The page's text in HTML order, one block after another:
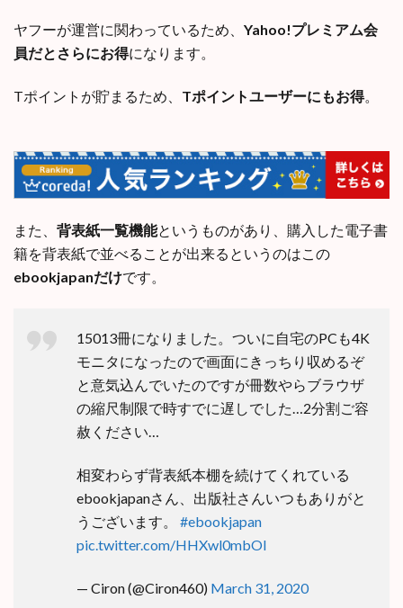
ヤフーが運営に関わっているため、 Yahoo!プレミアム会
員だとさらにお得になります。
Tポイントが貯まるため、 Tポイントユーザーにもお得。
また、 背表紙一覧機能というものがあり、購入した電子書
籍を背表紙で並べることが出来るというのはこの
ebookjapanだけです。
15013冊になりました。ついに自宅のPCも4K
モニタになったので画面にきっちり収めるぞ
と意気込んでいたのですが冊数やらブラウザ
の縮尺制限で時すでに遅しでした…2分割ご容
赦ください…
相変わらず背表紙本棚を続けてくれている
ebookjapanさん、出版社さんいつもありがと
うございます。 #ebookjapan
pic.twitter.com/HHXwl0mbOI
— Ciron (@Ciron460) March 31, 2020